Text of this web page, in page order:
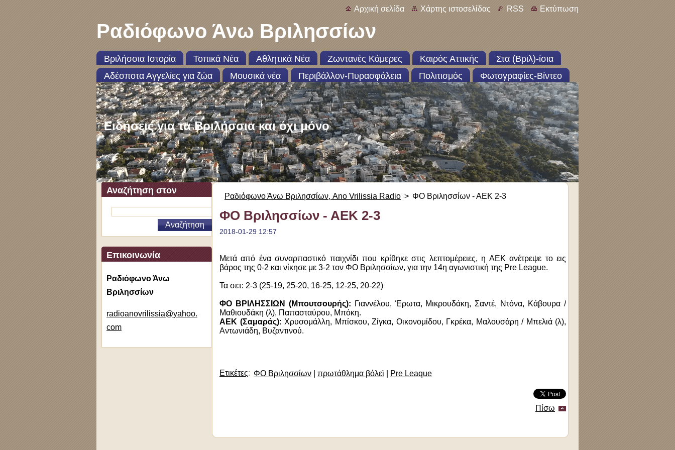
Αρχική σελίδα Χάρτης ιστοσελίδας RSS Εκτύπωση
Ραδιόφωνο Άνω Βριλησσίων
Βριλήσσια Ιστορία Τοπικά Νέα Αθλητικά Νέα Ζωντανές Κάμερες Καιρός Αττικής
Στα (Βριλ)-ίσια
Αδέσποτα Αγγελίες για ζώα
Μουσικά νέα Περιβάλλον-Πυρασφάλεια Πολιτισμός Φωτογραφίες-Βίντεο
Ειδήσεις για τα Βριλήσσια και όχι μόνο
Αναζήτηση στον
ιστότοπο
Επικοινωνία
Ραδιόφωνο Άνω
Βριλησσίων
radioanovrilissia@yahoo.
com
Ραδιόφωνο Άνω Βριλησσίων, Ano Vrilissia Radio > ΦΟ Βριλησσίων - ΑΕΚ 2-3
ΦΟ Βριλησσίων - ΑΕΚ 2-3
2018-01-29 12:57
Μετά από ένα συναρπαστικό παιχνίδι που κρίθηκε στις λεπτομέρειες, η ΑΕΚ ανέτρεψε το εις
βάρος της 0-2 και νίκησε με 3-2 τον ΦΟ Βριλησσίων, για την 14η αγωνιστική της Pre League.
Τα σετ: 2-3 (25-19, 25-20, 16-25, 12-25, 20-22)
ΦΟ ΒΡΙΛΗΣΣΙΩΝ (Μπουτσουρής): Γιαννέλου, Έρωτα, Μικρουδάκη, Σαντέ, Ντόνα, Κάβουρα /
Μαθιουδάκη (λ), Παπασταύρου, Μπόκη.
ΑΕΚ (Σαμαράς): Χρυσομάλλη, Μπίσκου, Ζίγκα, Οικονομίδου, Γκρέκα, Μαλουσάρη / Μπελιά (λ),
Αντωνιάδη, Βυζαντινού.
Ετικέτες: ΦΟ Βριλησσίων πρωτάθλημα βόλεϊ Pre Leaque
Πίσω